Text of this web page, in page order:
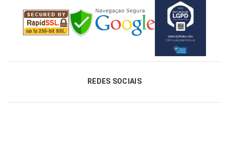
REDES SOCIAIS